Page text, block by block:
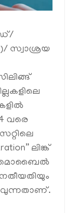
സ്വാശ്രയ
വരെ
ലിങ്ക്
മൊബൈൽ